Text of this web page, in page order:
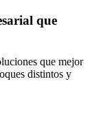
que
que mejor
distintos y